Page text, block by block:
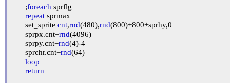
	;
foreach sprflg
repeat sprmax
	set_sprite
cnt,rnd(480),rnd(800)+800+sprhy,0
	sprpx.cnt=
rnd(4096)
	sprpy.cnt=
rnd(4)-4
	sprchr.cnt=
rnd(64)
loop
return